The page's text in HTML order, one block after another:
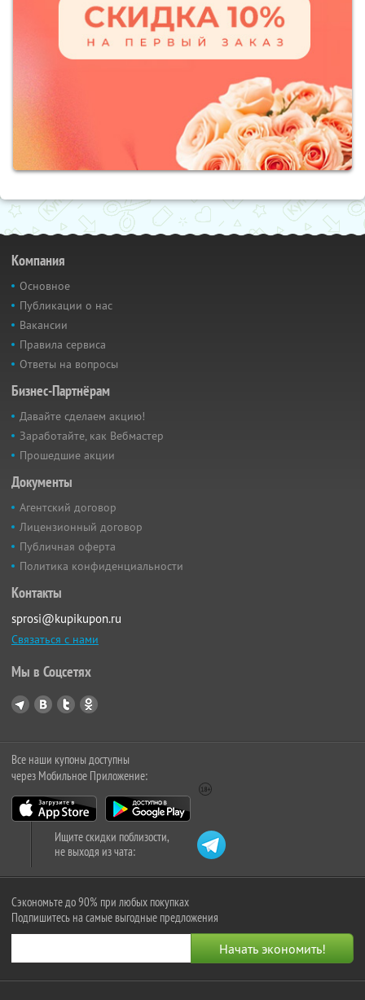
Компания
Основное
Публикации о нас
Вакансии
Правила сервиса
Ответы на вопросы
Бизнес-Партнёрам
Давайте сделаем акцию!
Заработайте, как Вебмастер
Прошедшие акции
Документы
Агентский договор
Лицензионный договор
Публичная оферта
Политика конфиденциальности
Контакты
sprosi@kupikupon.ru
Связаться с нами
Мы в Соцсетях
Все наши купоны доступны
через Мобильное Приложение:
Ищите скидки поблизости,
не выходя из чата:
Сэкономьте до 90% при любых покупках
Подпишитесь на самые выгодные предложения